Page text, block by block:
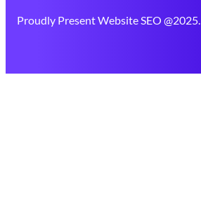
Proudly Present Website SEO @2025.